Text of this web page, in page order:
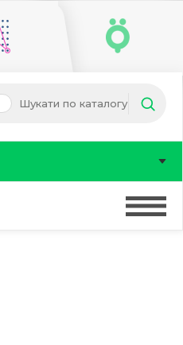
Шукати по каталогу